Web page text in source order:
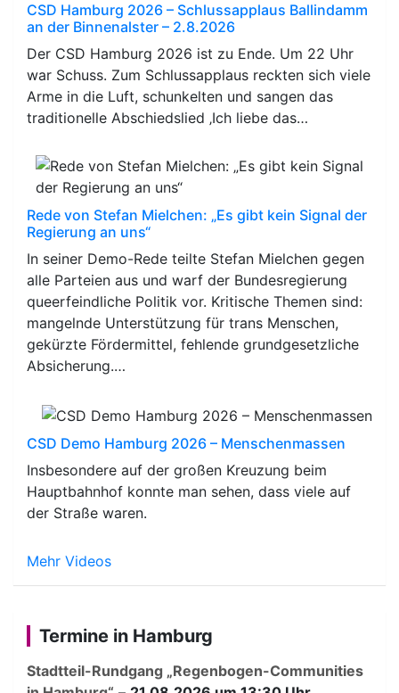
CSD Hamburg 2026 – Schlussapplaus Ballindamm
an der Binnenalster – 2.8.2026
Der CSD Hamburg 2026 ist zu Ende. Um 22 Uhr
war Schuss. Zum Schlussapplaus reckten sich viele
Arme in die Luft, schunkelten und sangen das
traditionelle Abschiedslied ‚Ich liebe das…
Rede von Stefan Mielchen: „Es gibt kein Signal der
Regierung an uns“
In seiner Demo-Rede teilte Stefan Mielchen gegen
alle Parteien aus und warf der Bundesregierung
queerfeindliche Politik vor. Kritische Themen sind:
mangelnde Unterstützung für trans Menschen,
gekürzte Fördermittel, fehlende grundgesetzliche
Absicherung.…
CSD Demo Hamburg 2026 – Menschenmassen
Insbesondere auf der großen Kreuzung beim
Hauptbahnhof konnte man sehen, dass viele auf
der Straße waren.
Mehr Videos
Termine in Hamburg
Stadtteil-Rundgang „Regenbogen-Communities